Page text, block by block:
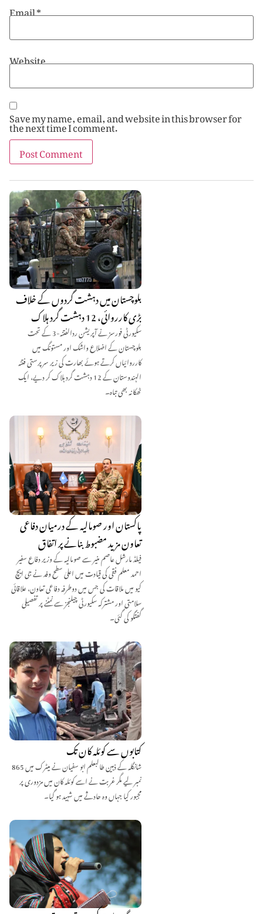
بلوچستان میں دہشت گردوں کے خلاف
بڑی کارروائی، 12 دہشت گرد ہلاک
سکیورٹی فورسز نے آپریشن ردالفتنہ-3 کے تحت
بلوچستان کے اضلاع واشک اور مستونگ میں
کارروائیاں کرتے ہوئے بھارت کی زیر سرپرستی فتنہ
الہندوستان کے 12 دہشت گرد ہلاک کر دیے، ایک
ٹھکانہ بھی تباہ۔
پاکستان اور صومالیہ کے درمیان دفاعی
تعاون مزید مضبوط بنانے پر اتفاق
فیلڈ مارشل عاصم منیر سے صومالیہ کے وزیر دفاع سفیر
احمد معلم فقی کی قیادت میں اعلیٰ سطح وفد نے جی ایچ
کیو میں ملاقات کی جس میں دوطرفہ دفاعی تعاون، علاقائی
سلامتی اور مشترکہ سکیورٹی چیلنجز سے نمٹنے پر تفصیلی
گفتگو کی گئی۔
کتابوں سے کوئلہ کان تک
شانگلہ کے ذہین طالبعلم ابو سفیان نے میٹرک میں 865
نمبر لیے مگر غربت نے اسے کوئلہ کان میں مزدوری پر
مجبور کیا جہاں وہ حادثے میں شہید ہو گیا۔
Email*
Website
Save my name, email, and website in this browser for
the next time I comment.